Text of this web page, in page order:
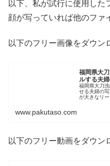
以下、私が試行に使用した
顔が写っていれば他のファ
以下のフリー画像をダウン
福岡県大
ルする夫
福岡県大刀
せる夫婦の
が大きなリ
www.pakutaso.com
以下のフリー動画をダウン